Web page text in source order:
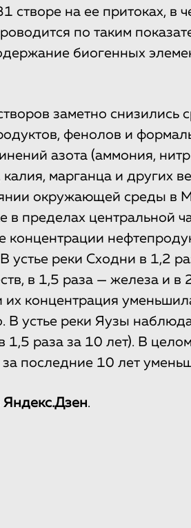
створе на ее притоках, в
по таким
биогенных
заметно снизились
фенолов и
азота (аммония,
марганца и других
окружающей среды в
в пределах центральной
концентрации
реки Сходни в 1,2
в 1,5 раза — железа и в
концентрация
В устье реки Яузы
раза за 10 лет). В
последние 10 лет
Яндекс.Дзен.